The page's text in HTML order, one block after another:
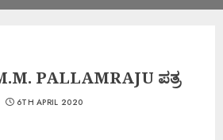
PALLAMRAJU ಪತ್ರ
6TH APRIL 2020